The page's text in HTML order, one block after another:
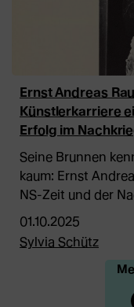
Ernst Andreas
Künstlerkarriere
Erfolg im
Seine Brunnen
kaum: Ernst
NS-Zeit und der
01.10.2025
Sylvia Schütz